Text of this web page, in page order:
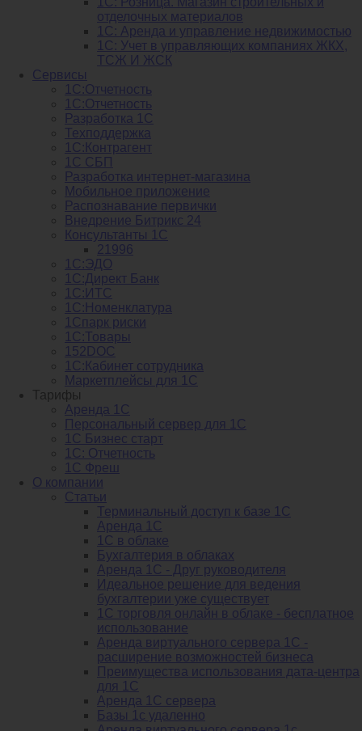
отделочных материалов
1С: Аренда и управление недвижимостью
1C: Учет в управляющих компаниях ЖКХ,
ТСЖ И ЖСК
Сервисы
1С:Отчетность
1С:Отчетность
Разработка 1С
Техподдержка
1С:Контрагент
1С СБП
Разработка интернет-магазина
Мобильное приложение
Распознавание первички
Внедрение Битрикс 24
Консультанты 1С
21996
1С:ЭДО
1С:Директ Банк
1С:ИТС
1С:Номенклатура
1Спарк риски
1С:Товары
152DOC
1С:Кабинет сотрудника
Маркетплейсы для 1С
Тарифы
Аренда 1С
Персональный сервер для 1С
1С Бизнес старт
1С: Отчетность
1C Фреш
О компании
Статьи
Терминальный доступ к базе 1С
Аренда 1С
1С в облаке
Бухгалтерия в облаках
Аренда 1С - Друг руководителя
Идеальное решение для ведения
бухгалтерии уже существует
1С торговля онлайн в облаке - бесплатное
использование
Аренда виртуального сервера 1С -
расширение возможностей бизнеса
Преимущества использования дата-центра
для 1С
Аренда 1С сервера
Базы 1с удаленно